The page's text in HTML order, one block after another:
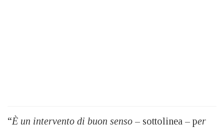
“È un intervento di buon senso – sottolinea – per